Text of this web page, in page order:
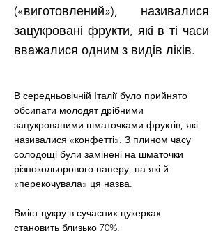
(«виготовлений»), називалися
зацукровані фрукти, які в ті часи
вважалися одним з видів ліків.
В середньовічній Італії було прийнято
обсипати молодят дрібними
зацукрованими шматочками фруктів, які
називалися «конфетті». З плином часу
солодощі були замінені на шматочки
різнокольорового паперу, на які й
«перекочувала» ця назва.
Вміст цукру в сучасних цукерках
становить близько 70%.